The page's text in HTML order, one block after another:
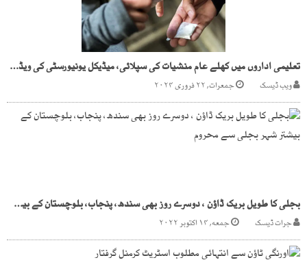
تعلیمی اداروں میں کھلے عام منشیات کی سپلائی، میڈیکل یونیورسٹی کی ویڈیو وائرل
ویب ڈیسک جمعرات, ۲۲ فروری ۲۰۲۴
بجلی کا طویل بریک ڈاؤن ، دوسرے روز بھی سندھ، پنجاب، بلوچستان کے بیشتر شہر بجلی سے محروم
جرات ڈیسک جمعه, ۱۴ اکتوبر ۲۰۲۲